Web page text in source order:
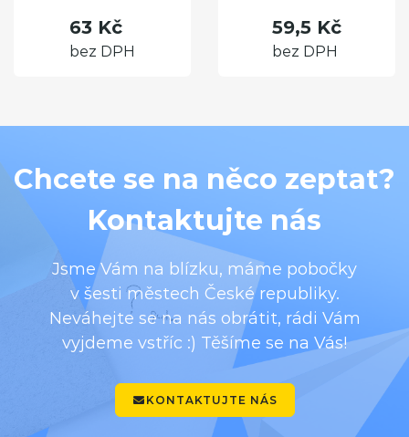
63 Kč
bez DPH
59,5 Kč
bez DPH
Chcete se na něco zeptat?
Kontaktujte nás
Jsme Vám na blízku, máme pobočky
v šesti městech České republiky.
Neváhejte se na nás obrátit, rádi Vám
vyjdeme vstříc :) Těšíme se na Vás!
KONTAKTUJTE NÁS